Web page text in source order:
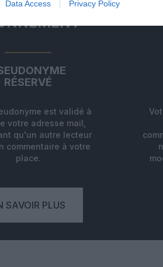
Data Access Privacy Policy
RÉSERVÉ
est validé à
votre adresse mail,
qu'un autre lecteur
commentaire à votre
place.
SAVOIR PLUS